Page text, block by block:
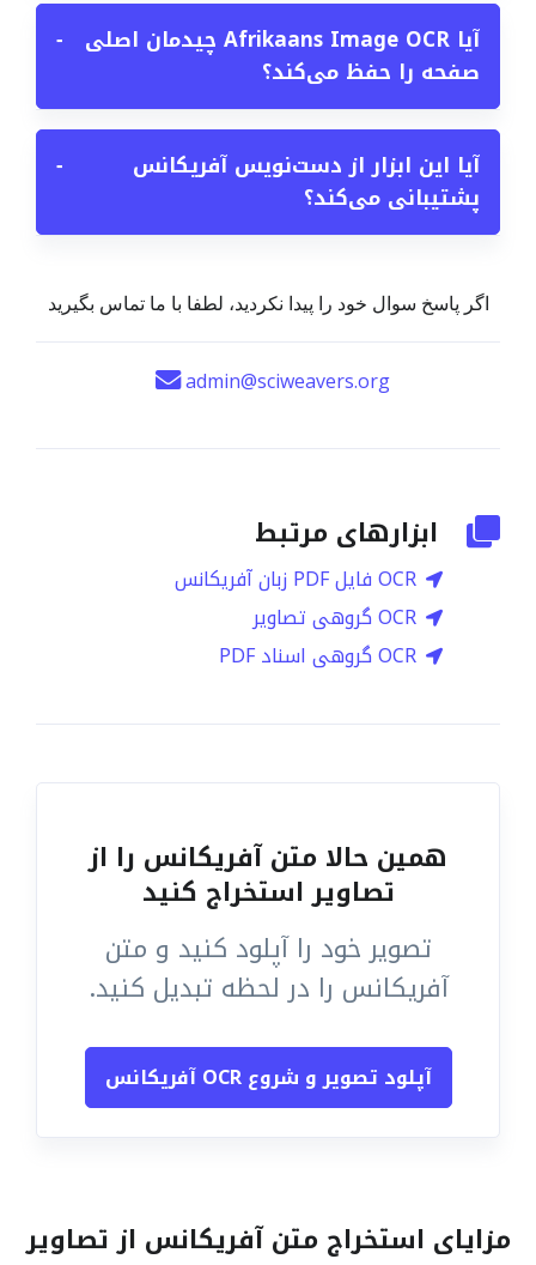
آیا Afrikaans Image OCR چیدمان اصلی
صفحه را حفظ می‌کند؟
−
آیا این ابزار از دست‌نویس آفریکانس
پشتیبانی می‌کند؟
−
اگر پاسخ سوال خود را پیدا نکردید، لطفا با ما تماس بگیرید
admin@sciweavers.org
ابزارهای مرتبط
OCR فایل PDF زبان آفریکانس
OCR گروهی تصاویر
OCR گروهی اسناد PDF
همین حالا متن آفریکانس را از
تصاویر استخراج کنید
تصویر خود را آپلود کنید و متن
آفریکانس را در لحظه تبدیل کنید.
آپلود تصویر و شروع OCR آفریکانس
مزایای استخراج متن آفریکانس از تصاویر